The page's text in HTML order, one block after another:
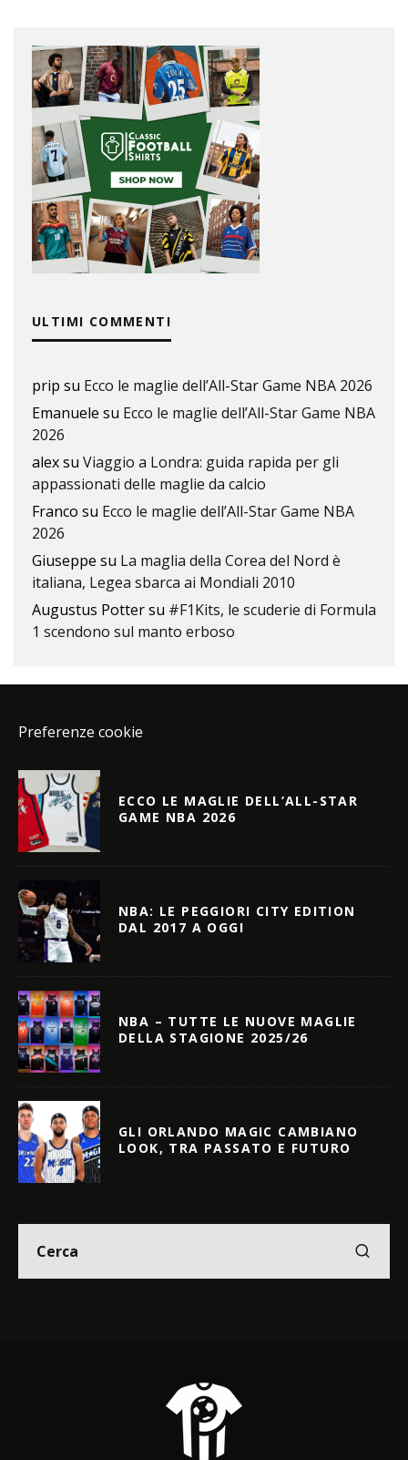
ULTIMI COMMENTI
prip su Ecco le maglie dell’All-Star Game NBA 2026
Emanuele su Ecco le maglie dell’All-Star Game NBA
2026
alexsu Viaggio a Londra: guida rapida per gli
appassionati delle maglie da calcio
Franco su Ecco le maglie dell’All-Star Game NBA
2026
Giuseppe su La maglia della Corea del Nord è
italiana, Legea sbarca ai Mondiali 2010
Augustus Pottersu #F1Kits, le scuderie di Formula
1 scendono sul manto erboso
Preferenze cookie
ECCO LE MAGLIE DELL’ALL-STAR
GAME NBA 2026
NBA: LE PEGGIORI CITY EDITION
DAL 2017 A OGGI
NBA – TUTTE LE NUOVE MAGLIE
DELLA STAGIONE 2025/26
GLI ORLANDO MAGIC CAMBIANO
LOOK, TRA PASSATO E FUTURO